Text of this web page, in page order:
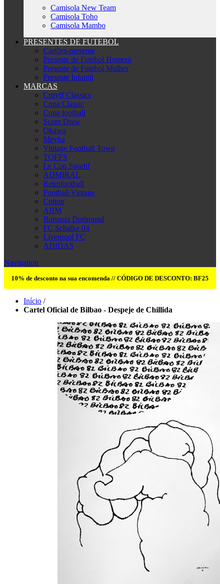
Camisola New Team
Camisola Toho
Camisola Mambo
PRESENTES DE FUTEBOL
Cartões-presente
Presente de Futebol Homem
Presente de Futebol Mulher
Presente Infantil
MARCAS
Cruyff Classics
Copa Classic
Copa football
Score Draw
Okawa
Meyba
Vintage Football Town
TOFFS
Le Coq Sportif
ADMIRAL
Retrofootball
Football Vintage
Cotton
ABM
Borussia Dortmund
FC Schalke 04
Liverpool FC
ADIDAS
Navigation
10% de desconto na sua encomenda // CÓDIGO DE DESCONTO: BF25
Início /
Cartel Oficial de Bilbao - Despeje de Chillida